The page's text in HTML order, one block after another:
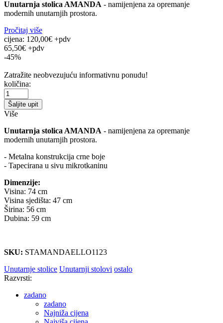
Unutarnja stolica AMANDA - namijenjena za opremanje
modernih unutarnjih prostora.
Pročitaj više
cijena: 120,00€ +pdv
65,50€ +pdv
-45%
Zatražite neobvezujuću informativnu ponudu!
količina:
Šaljite upit
Više
Unutarnja stolica AMANDA - namijenjena za opremanje
modernih unutarnjih prostora.
- Metalna konstrukcija crne boje
- Tapecirana u sivu mikrotkaninu
Dimenzije:
Visina: 74 cm
Visina sjedišta: 47 cm
Širina: 56 cm
Dubina: 59 cm
SKU: STAMANDAELLO1123
Unutarnje stolice Unutarnji stolovi ostalo
Razvrsti:
zadano
zadano
Najniža cijena